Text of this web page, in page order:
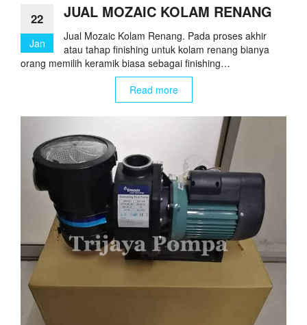
22
Jan
JUAL MOZAIC KOLAM RENANG
Jual Mozaic Kolam Renang. Pada proses akhir
atau tahap finishing untuk kolam renang bianya
orang memilih keramik biasa sebagai finishing…
Read more